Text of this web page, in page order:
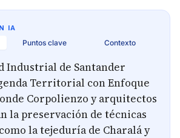
IA
Puntos clave Contexto
Industrial de Santander
Territorial con Enfoque
Corpolienzo y arquitectos
la preservación de técnicas
la tejeduría de Charalá y